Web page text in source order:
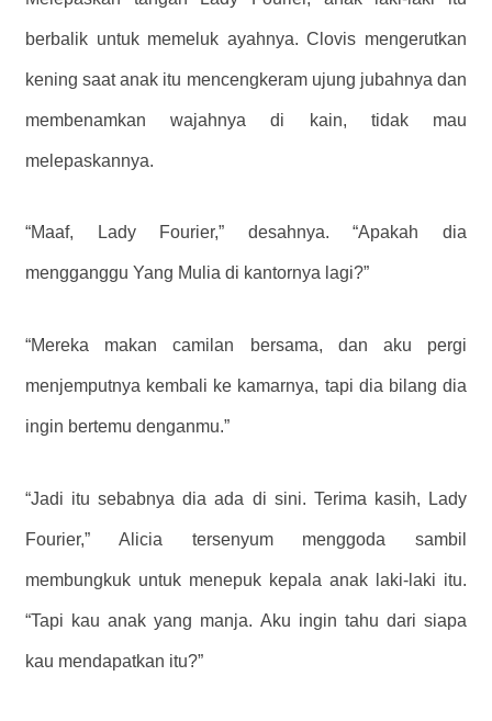
berbalik untuk memeluk ayahnya. Clovis mengerutkan
kening saat anak itu mencengkeram ujung jubahnya dan
membenamkan wajahnya di kain, tidak mau
melepaskannya.
“Maaf, Lady Fourier,” desahnya. “Apakah dia
mengganggu Yang Mulia di kantornya lagi?”
“Mereka makan camilan bersama, dan aku pergi
menjemputnya kembali ke kamarnya, tapi dia bilang dia
ingin bertemu denganmu.”
“Jadi itu sebabnya dia ada di sini. Terima kasih, Lady
Fourier,” Alicia tersenyum menggoda sambil
membungkuk untuk menepuk kepala anak laki-laki itu.
“Tapi kau anak yang manja. Aku ingin tahu dari siapa
kau mendapatkan itu?”